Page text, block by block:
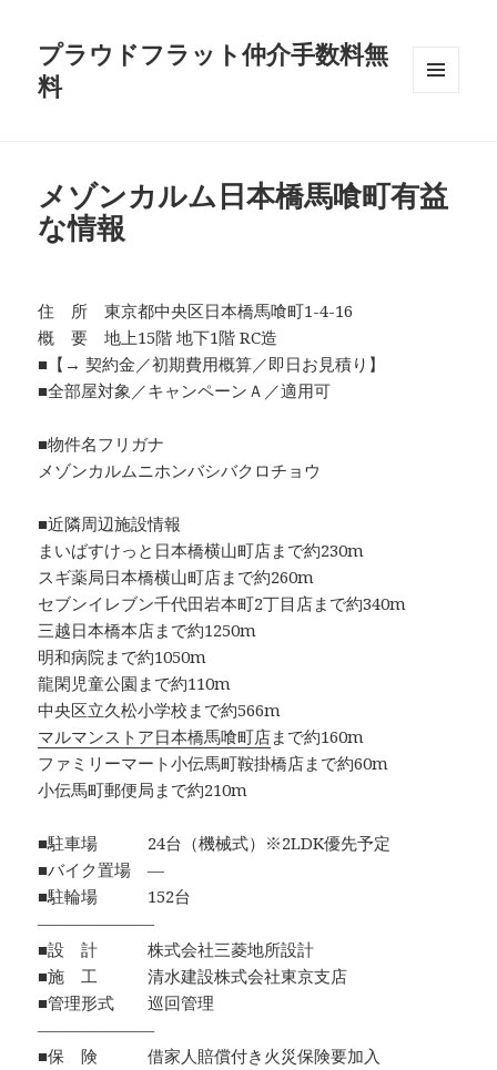
プラウドフラット仲介手数料無
料
メゾンカルム日本橋馬喰町有益
な情報
住 所 東京都中央区日本橋馬喰町1-4-16
概 要 地上15階 地下1階 RC造
■【→ 契約金／初期費用概算／即日お見積り】
■全部屋対象／キャンペーンＡ／適用可
■物件名フリガナ
メゾンカルムニホンバシバクロチョウ
■近隣周辺施設情報
まいばすけっと日本橋横山町店まで約230m
スギ薬局日本橋横山町店まで約260m
セブンイレブン千代田岩本町2丁目店まで約340m
三越日本橋本店まで約1250m
明和病院まで約1050m
龍閑児童公園まで約110m
中央区立久松小学校まで約566m
マルマンストア日本橋馬喰町店まで約160m
ファミリーマート小伝馬町鞍掛橋店まで約60m
小伝馬町郵便局まで約210m
■駐車場 24台（機械式）※2LDK優先予定
■バイク置場 ―
■駐輪場 152台
―――――――
■設 計 株式会社三菱地所設計
■施 工 清水建設株式会社東京支店
■管理形式 巡回管理
―――――――
■保 険 借家人賠償付き火災保険要加入